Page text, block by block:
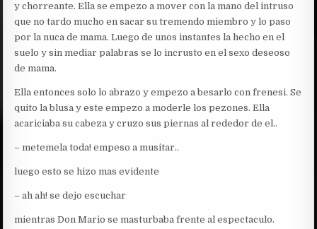
y chorreante. Ella se empezo a mover con la mano del intruso
que no tardo mucho en sacar su tremendo miembro y lo paso
por la nuca de mama. Luego de unos instantes la hecho en el
suelo y sin mediar palabras se lo incrusto en el sexo deseoso
de mama.
Ella entonces solo lo abrazo y empezo a besarlo con frenesi. Se
quito la blusa y este empezo a moderle los pezones. Ella
acariciaba su cabeza y cruzo sus piernas al rededor de el..
– metemela toda! empeso a musitar..
luego esto se hizo mas evidente
– ah ah! se dejo escuchar
mientras Don Mario se masturbaba frente al espectaculo.